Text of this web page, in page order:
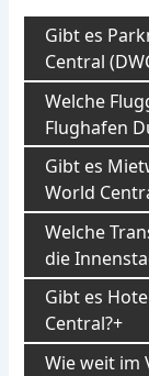
Gibt es
Central
Welche
Flughafen
Gibt es
World
Welche
die
Gibt es
Central?
Wie weit im